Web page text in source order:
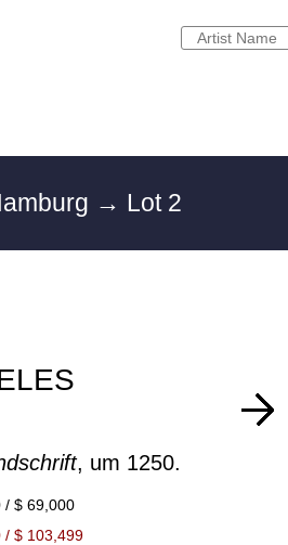
→ Lot 2
, um 1250.
/ $ 69,000
/ $ 103,499